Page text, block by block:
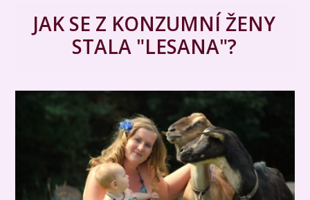
JAK SE Z KONZUMNÍ ŽENY
STALA "LESANA"?